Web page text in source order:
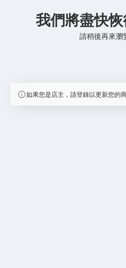
我們將盡快恢
請稍後再來瀏
如果您是店主，請登錄以更新您的商